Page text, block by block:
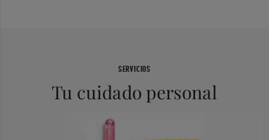
SERVICIOS
Tu cuidado personal